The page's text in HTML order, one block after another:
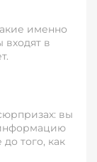
именно
входят в
вы
того, как